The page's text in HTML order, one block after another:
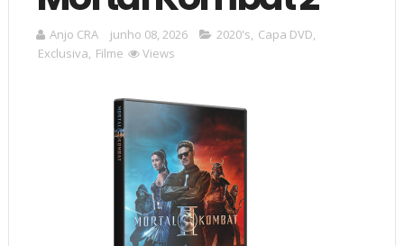
Anjo CRA junho 08, 2026 2020's, Capa DVD,
Exclusiva, Filme Views